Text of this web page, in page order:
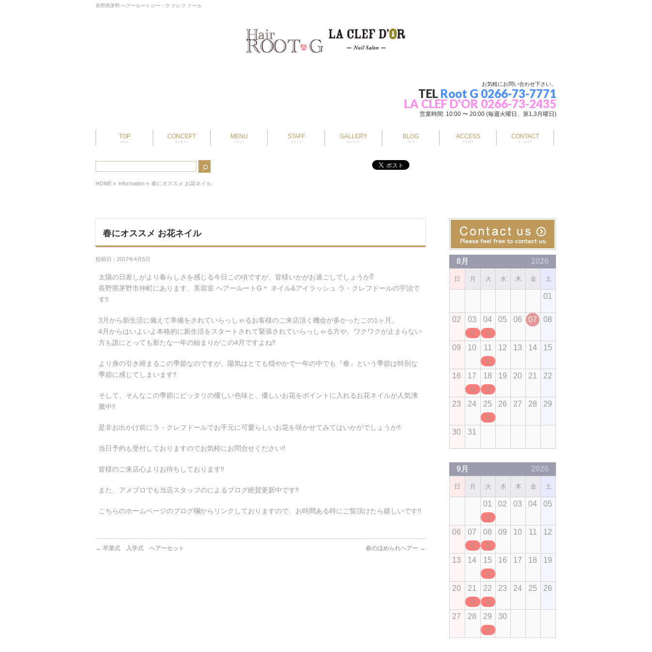
長野県茅野 ヘアールートジー・ラ クレフ ドール
お気軽にお問い合わせ下さい。
TEL Root G 0266-73-7771
LA CLEF D'OR 0266-73-2435
営業時間: 10:00 〜 20:00 (毎週火曜日、第1,3月曜日)
TOP
ホーム
CONCEPT
コンセプト
MENU
メニュー
STAFF
スタッフ
GALLERY
ギャラリー
BLOG
ブログ
ACCESS
アクセス
CONTACT
コンタクト
HOME » Information » 春にオススメ お花ネイル
春にオススメ お花ネイル
投稿日：2017年4月5日
太陽の日差しがより春らしさを感じる今日この頃ですが、皆様いかがお過ごしでしょうか⁇
長野県茅野市仲町にあります、美容室 ヘアールートG＊ ネイル&アイラッシュ ラ・クレフドールの宇治で
す‼︎
3月から新生活に備えて準備をされていらっしゃるお客様のご来店頂く機会が多かったこの1ヶ月。
4月からはいよいよ本格的に新生活をスタートされて緊張されていらっしゃる方や、ワクワクが止まらない
方も誰にとっても新たな一年の始まりがこの4月ですよね‼︎
より身の引き締まるこの季節なのですが、陽気はとても穏やかで一年の中でも『春』という季節は特別な
季節に感じてしまいます‼︎
そして、そんなこの季節にピッタリの優しい色味と、優しいお花をポイントに入れるお花ネイルが人気沸
騰中‼︎
是非お出かけ前にラ・クレフドールでお手元に可愛らしいお花を咲かせてみてはいかがでしょうか‼︎
当日予約も受付しておりますのでお気軽にお問合せください‼︎
皆様のご来店心よりお待ちしております‼︎
また、アメブロでも当店スタッフのによるブログ絶賛更新中です‼︎
こちらのホームページのブログ欄からリンクしておりますので、お時間ある時にご覧頂けたら嬉しいです‼︎
← 卒業式 入学式 ヘアーセット 春のほめられヘアー →
8月 2026
日 月 火 水 木 金 土
01
02 03
定休日
04
定休日
05 06 07 08
09 10 11
定休日
12 13 14 15
16 17
定休日
18
定休日
19 20 21 22
23 24 25
定休日
26 27 28 29
30 31
9月 2026
日 月 火 水 木 金 土
01
定休日
02 03 04 05
06 07
定休日
08
定休日
09 10 11 12
13 14 15
定休日
16 17 18 19
20 21
定休日
22
定休日
23 24 25 26
27 28 29
定休日
30